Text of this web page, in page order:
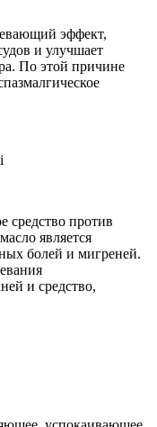
эффект,
и улучшает
По этой причине
средство против
является
болей и мигреней.
и средство,